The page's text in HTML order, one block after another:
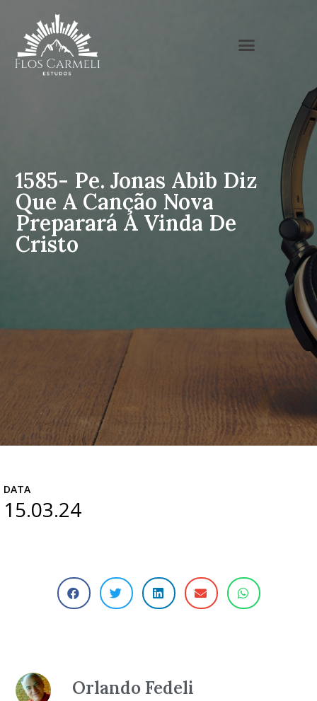
1585- Pe. Jonas Abib Diz
Que A Canção Nova
Preparará A Vinda De
Cristo
DATA
15.03.24
Orlando Fedeli